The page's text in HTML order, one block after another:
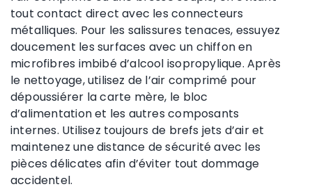
tout contact direct avec les connecteurs
métalliques. Pour les salissures tenaces, essuyez
doucement les surfaces avec un chiffon en
microfibres imbibé d’alcool isopropylique. Après
le nettoyage, utilisez de l’air comprimé pour
dépoussiérer la carte mère, le bloc
d’alimentation et les autres composants
internes. Utilisez toujours de brefs jets d’air et
maintenez une distance de sécurité avec les
pièces délicates afin d’éviter tout dommage
accidentel.